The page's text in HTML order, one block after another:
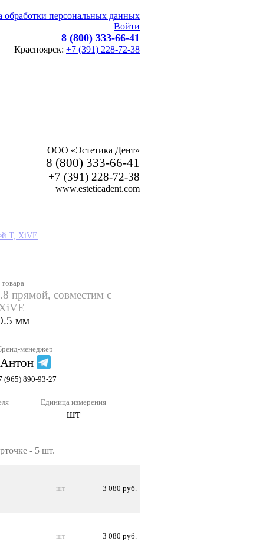
обработки персональных данных
Войти
8 (800) 333-66-41
Красноярск: +7 (391) 228-72-38
ООО «Эстетика Дент»
8 (800) 333-66-41
+7 (391) 228-72-38
www.esteticadent.com
T, XiVE
прямой, совместим с
мм
менеджер
Антон
(965) 890-93-27
Единица измерения
шт
- 5 шт.
шт 3 080 руб.
шт 3 080 руб.